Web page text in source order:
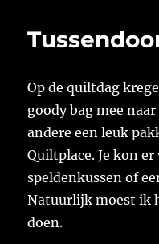
Op de quiltdag
goody bag mee
andere een leuk
Quiltplace. Je kon
speldenkussen of
Natuurlijk moest ik
doen.